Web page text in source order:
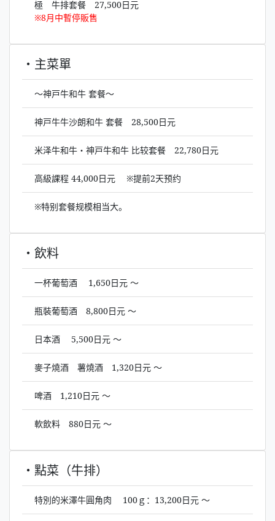
極 牛排套餐 27,500日元
※8月中暫停販售
・主菜單
～神戸牛和牛 套餐～
神戸牛牛沙朗和牛 套餐 28,500日元
米泽牛和牛・神戸牛和牛 比较套餐 22,780日元
高級課程 44,000日元 ※提前2天预约
※特别套餐规模相当大。
・飲料
一杯葡萄酒 1,650日元 ～
瓶裝葡萄酒 8,800日元 ～
日本酒 5,500日元 ～
麥子燒酒 薯燒酒 1,320日元 ～
啤酒 1,210日元 ～
軟飲料 880日元 ～
・點菜（牛排）
特別的米澤牛圓角肉 100ｇ：13,200日元 ～